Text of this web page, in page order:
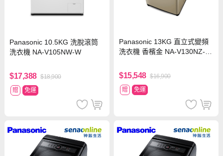
Panasonic 10.5KG 洗脫滾筒
洗衣機 NA-V105NW-W
$17,388 $18,900
贈
免運
Panasonic 13KG 直立式變頻
洗衣機 香檳金 NA-V130NZ-N
$15,548 $16,900
贈
免運